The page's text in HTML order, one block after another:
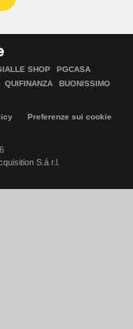
SHOP
PGCASA
QUIFINANZA
BUONISSIMO
Preferenze sui cookie
S.á r.l.